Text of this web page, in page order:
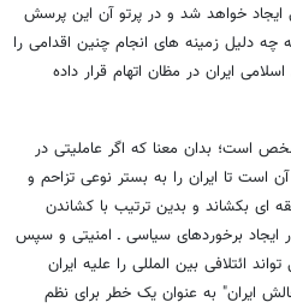
خواهد شد و در پرتو آن این پرسش
دلیل زمینه های انجام چنین اقدامی را
ایران در مظان اتهام قرار داده
است؛ بدان معنا که اگر عاملیتی در
است تا ایران را به بستر نوعی تزاحم و
ای بکشاند و بدین ترتیب با کشاندن
ایجاد برخوردهای سیاسی ـ امنیتی و سپس
ائتلافی بین المللی را علیه ایران
ایران" به عنوان یک خطر برای نظم